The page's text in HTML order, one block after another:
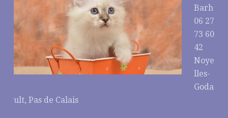
Barh
06 27
73 60
42
Noye
lles-
Goda
ult, Pas de Calais